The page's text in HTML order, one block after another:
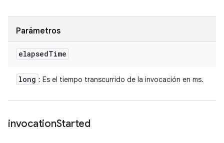
Parámetros
elapsedTime
long : Es el tiempo transcurrido de la invocación en ms.
invocationStarted